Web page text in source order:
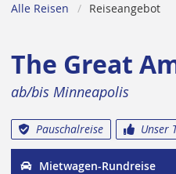
Alle Reisen Reiseangebot
The Great
ab/bis Minneapolis
Pauschalreise Unser
Mietwagen-Rundreise